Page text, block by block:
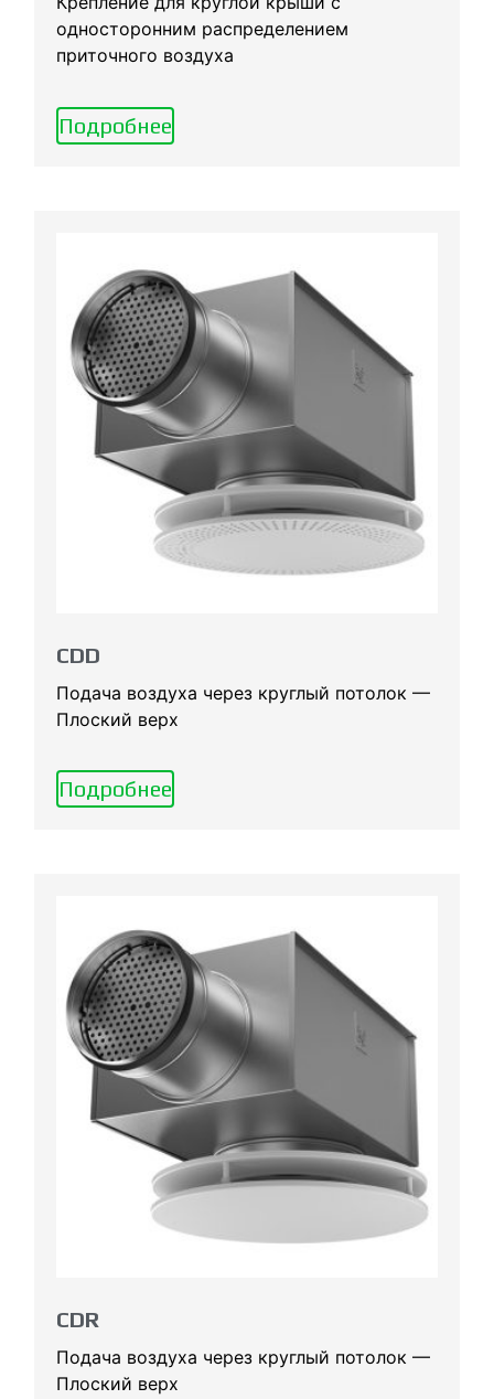
односторонним распределением
приточного воздуха
Подробнее
CDD
Подача воздуха через круглый потолок —
Плоский верх
Подробнее
CDR
Подача воздуха через круглый потолок —
Плоский верх